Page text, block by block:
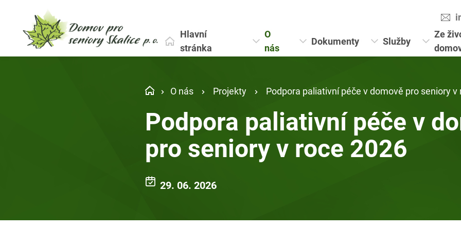
Hlavní
stránka
O
nás
Dokumenty Služby
Ze
O nás Projekty Podpora paliativní péče v domově pro seniory v
Podpora paliativní péče v
pro seniory v roce 2026
29. 06. 2026